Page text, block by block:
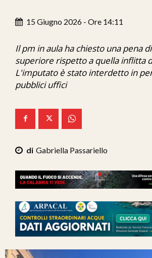
Ita-Mondo
C7 Play
Mix Zone
15 Giugno 2026 - Ore 14:11
Il pm in aula ha chiesto una pena
superiore rispetto a quella inflitta
L'imputato è stato interdetto in
pubblici uffici
Gabriella Passariello